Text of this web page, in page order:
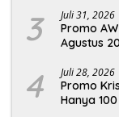
3 Juli 31, 2026
Promo
Agustus
4 Juli 28, 2026
Promo
Hanya